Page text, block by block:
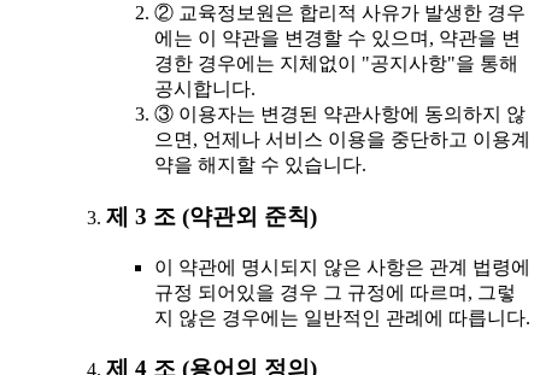
② 교육정보원은 합리적 사유가 발생한 경우
에는 이 약관을 변경할 수 있으며, 약관을 변
경한 경우에는 지체없이 "공지사항"을 통해
공시합니다.
③ 이용자는 변경된 약관사항에 동의하지 않
으면, 언제나 서비스 이용을 중단하고 이용계
약을 해지할 수 있습니다.
제 3 조 (약관외 준칙)
이 약관에 명시되지 않은 사항은 관계 법령에
규정 되어있을 경우 그 규정에 따르며, 그렇
지 않은 경우에는 일반적인 관례에 따릅니다.
제 4 조 (용어의 정의)